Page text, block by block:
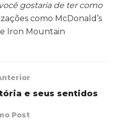
gostaria de ter como
como McDonald’s
e Iron Mountain
e seus sentidos
Post